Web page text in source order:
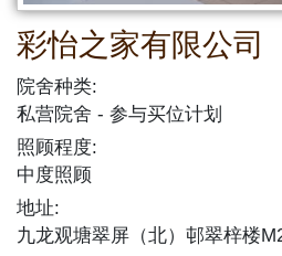
彩怡之家有限公司
院舍种类:
私营院舍
参与买位计划
照顾程度:
中度照顾
地址:
九龙观塘翠屏（北）邨翠梓楼